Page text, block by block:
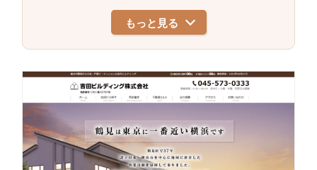
もっと見る